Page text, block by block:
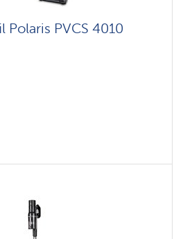
Polaris PVCS 4010